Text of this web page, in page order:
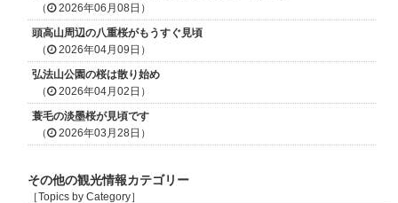
（
2026年06月08日）
頭高山周辺の八重桜がもうすぐ見頃
（
2026年04月09日）
弘法山公園の桜は散り始め
（
2026年04月02日）
蓑毛の淡墨桜が見頃です
（
2026年03月28日）
その他の観光情報カテゴリー
［Topics by Category］